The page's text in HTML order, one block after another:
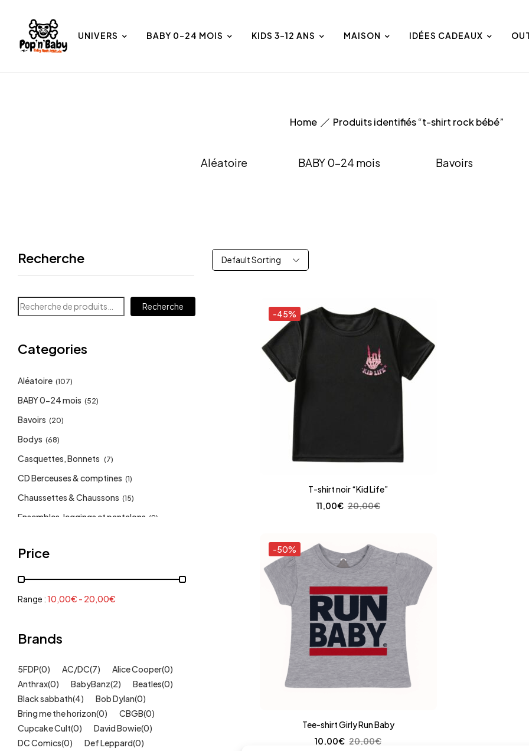
UNIVERS BABY 0-24 MOIS KIDS 3-12 ANS MAISON IDÉES CADEAUX
Home Produits identifiés “t-shirt rock bébé”
Aléatoire BABY 0-24 mois Bavoirs
Recherche
Recherche
Categories
Aléatoire (107)
BABY 0-24 mois (52)
Bavoirs (20)
Bodys (68)
Casquettes, Bonnets (7)
CD Berceuses & comptines (1)
Chaussettes & Chaussons (15)
Ensembles, leggings et pantalons (9)
Mode Fille
Mode Garçon
Sweat, pulls, gilets (6)
Tétines (11)
Kids (209)
Outlet (40)
Univers (422)
Price
Range :10,00€ - 20,00€
Brands
5FDP(0) AC/DC(7) Alice Cooper(0)
Anthrax(0) BabyBanz(2) Beatles(0)
Black sabbath(4) Bob Dylan(0)
Bring me the horizon(0) CBGB(0)
Cupcake Cult(0) David Bowie(0)
DC Comics(0) Def Leppard(0)
Default Sorting
-45%
T-shirt noir “Kid Life”
20,00€
11,00€
-50%
Tee-shirt Girly Run Baby
20,00€
10,00€